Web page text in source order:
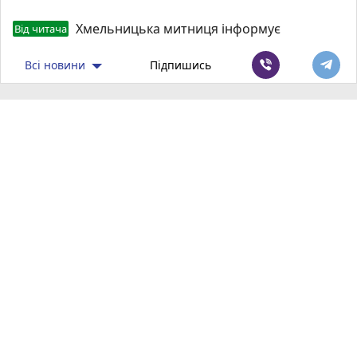
Від читача Хмельницька митниця інформує
Всі новини Підпишись